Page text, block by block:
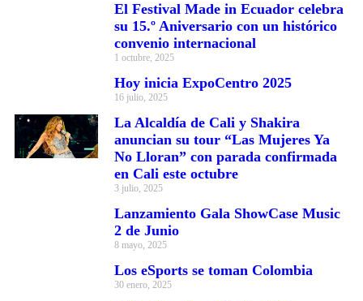
El Festival Made in Ecuador celebra
su 15.º Aniversario con un histórico
convenio internacional
1 octubre, 2025
Hoy inicia ExpoCentro 2025
16 julio, 2025
La Alcaldía de Cali y Shakira
anuncian su tour “Las Mujeres Ya
No Lloran” con parada confirmada
en Cali este octubre
3 julio, 2025
Lanzamiento Gala ShowCase Music
2 de Junio
8 mayo, 2025
Los eSports se toman Colombia
30 enero, 2025